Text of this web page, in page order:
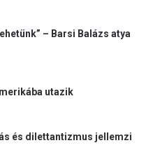
– Barsi Balázs atya
utazik
és dilettantizmus jellemzi